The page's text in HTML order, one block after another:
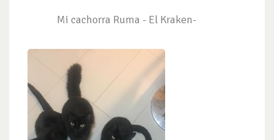
Mi cachorra Ruma - El Kraken-